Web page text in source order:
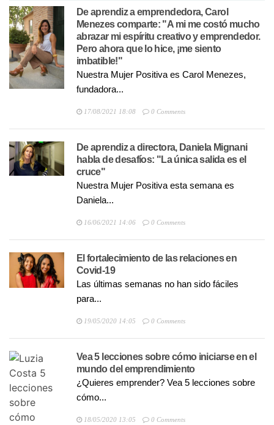
De aprendiz a emprendedora, Carol
Menezes comparte: "A mi me costó mucho
abrazar mi espíritu creativo y emprendedor.
Pero ahora que lo hice, ¡me siento
imbatible!"
Nuestra Mujer Positiva es Carol Menezes,
fundadora...
17/08/2021 18:08 0 Comments
De aprendiz a directora, Daniela Mignani
habla de desafíos: "La única salida es el
cruce"
Nuestra Mujer Positiva esta semana es
Daniela...
16/06/2021 14:06 0 Comments
El fortalecimiento de las relaciones en
Covid-19
Las últimas semanas no han sido fáciles
para...
19/05/2020 14:05 0 Comments
Vea 5 lecciones sobre cómo iniciarse en el
mundo del emprendimiento
¿Quieres emprender? Vea 5 lecciones sobre
cómo...
18/05/2020 13:05 0 Comments